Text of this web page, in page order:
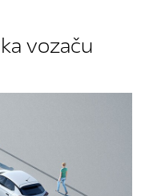
vozaču